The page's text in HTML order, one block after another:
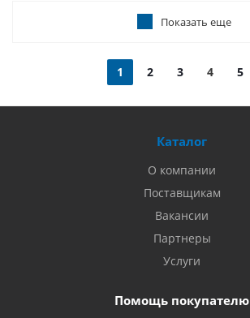
Показать еще
1 2 3 4 5
Каталог
О компании
Поставщикам
Вакансии
Партнеры
Услуги
Помощь покупателю